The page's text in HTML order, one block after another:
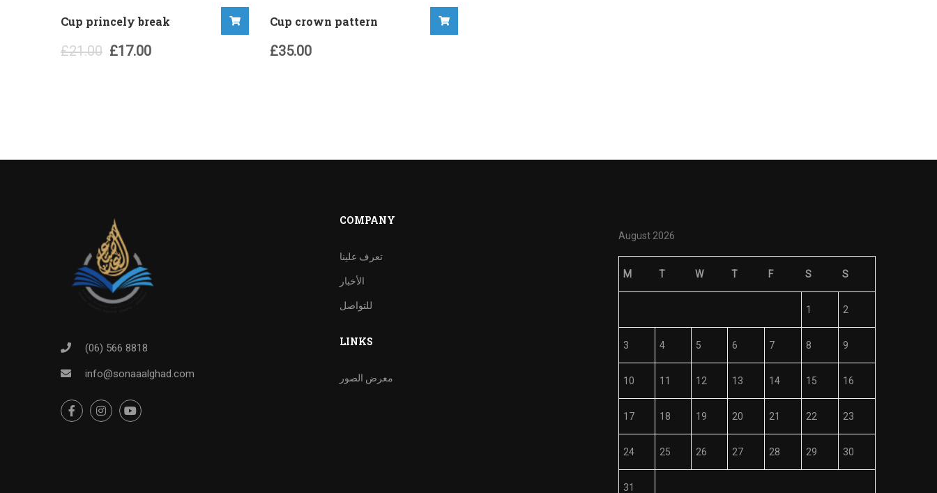
Cup princely break
£21.00 Original
£17.00Current
Cup crown pattern
£35.00
(06) 566 8818
info@sonaaalghad.com
COMPANY
تعرف علينا
الأخبار
للتواصل
LINKS
معرض الصور
August 2026
M T W T F S S
1 2
3 4 5 6 7 8 9
10 11 12 13 14 15 16
17 18 19 20 21 22 23
24 25 26 27 28 29 30
31